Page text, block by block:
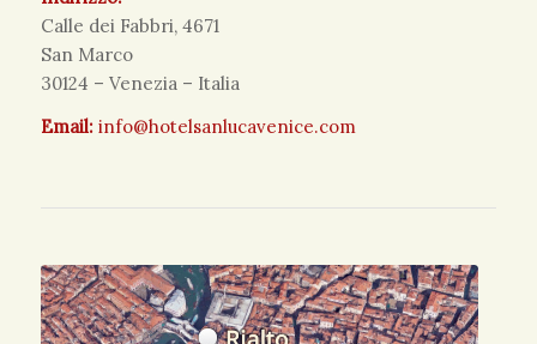
Calle dei Fabbri, 4671
San Marco
30124 – Venezia – Italia
Email: info@hotelsanlucavenice.com